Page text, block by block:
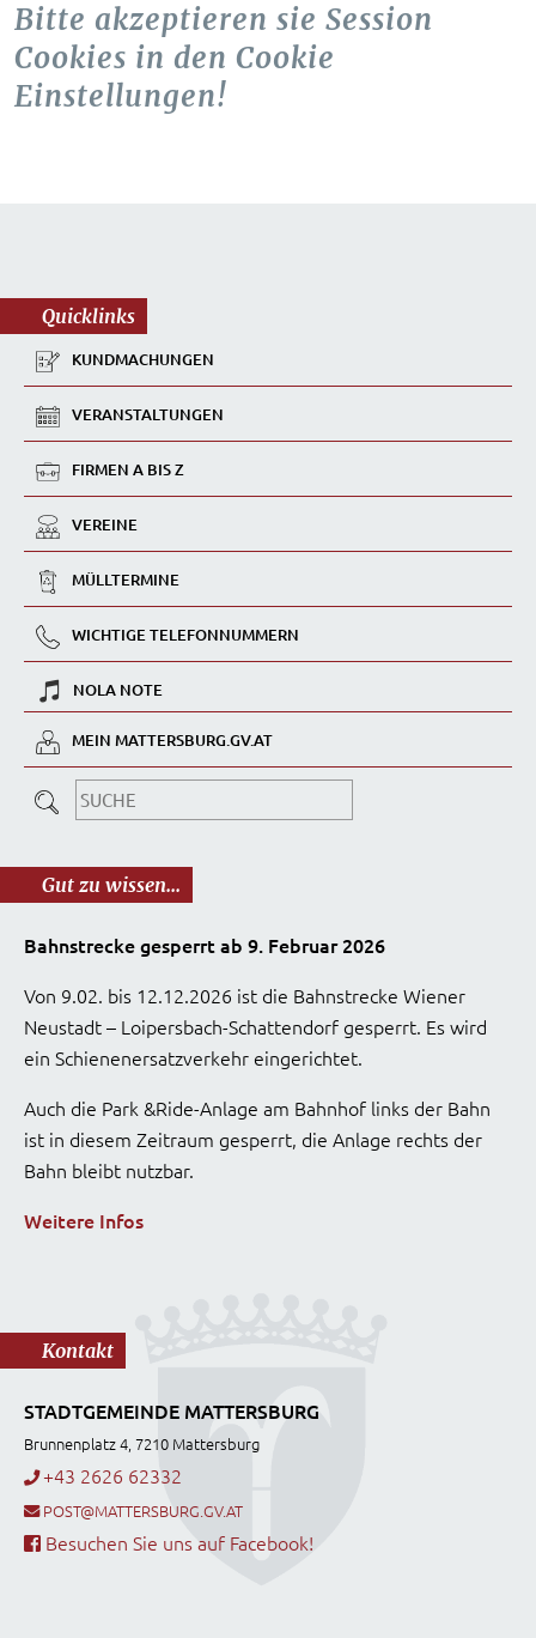
Bitte akzeptieren sie Session
Cookies in den Cookie
Einstellungen!
Quicklinks
KUNDMACHUNGEN
VERANSTALTUNGEN
FIRMEN A BIS Z
VEREINE
MÜLLTERMINE
WICHTIGE TELEFONNUMMERN
NOLA NOTE
MEIN MATTERSBURG.GV.AT
Gut zu wissen...
Bahnstrecke gesperrt ab 9. Februar 2026
Von 9.02. bis 12.12.2026 ist die Bahnstrecke Wiener
Neustadt – Loipersbach-Schattendorf gesperrt. Es wird
ein Schienenersatzverkehr eingerichtet.
Auch die Park &Ride-Anlage am Bahnhof links der Bahn
ist in diesem Zeitraum gesperrt, die Anlage rechts der
Bahn bleibt nutzbar.
Weitere Infos
Kontakt
STADTGEMEINDE MATTERSBURG
Brunnenplatz 4, 7210 Mattersburg
+43 2626 62332
POST@MATTERSBURG.GV.AT
Besuchen Sie uns auf Facebook!